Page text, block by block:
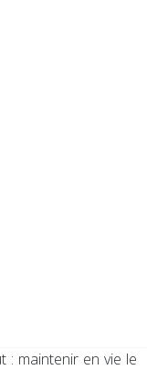
: maintenir en vie le